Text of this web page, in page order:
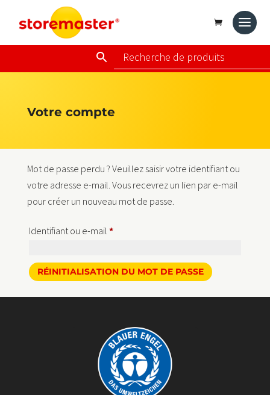
Votre compte
Mot de passe perdu ? Veuillez saisir votre identifiant ou
votre adresse e-mail. Vous recevrez un lien par e-mail
pour créer un nouveau mot de passe.
Identifiant ou e-mail *Obligatoire
RÉINITIALISATION DU MOT DE PASSE